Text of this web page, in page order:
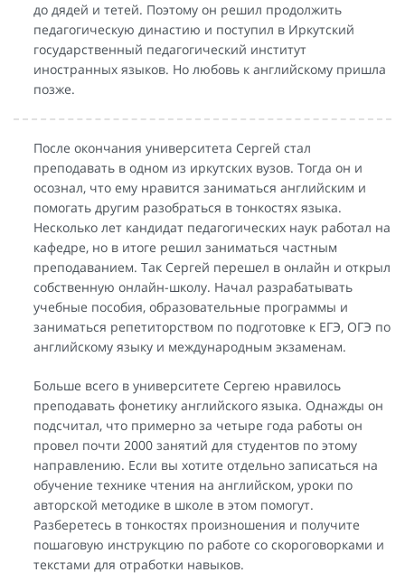
до дядей и тетей. Поэтому он решил продолжить
педагогическую династию и поступил в Иркутский
государственный педагогический институт
иностранных языков. Но любовь к английскому пришла
позже.
После окончания университета Сергей стал
преподавать в одном из иркутских вузов. Тогда он и
осознал, что ему нравится заниматься английским и
помогать другим разобраться в тонкостях языка.
Несколько лет кандидат педагогических наук работал на
кафедре, но в итоге решил заниматься частным
преподаванием. Так Сергей перешел в онлайн и открыл
собственную онлайн-школу. Начал разрабатывать
учебные пособия, образовательные программы и
заниматься репетиторством по подготовке к ЕГЭ, ОГЭ по
английскому языку и международным экзаменам.
Больше всего в университете Сергею нравилось
преподавать фонетику английского языка. Однажды он
подсчитал, что примерно за четыре года работы он
провел почти 2000 занятий для студентов по этому
направлению. Если вы хотите отдельно записаться на
обучение технике чтения на английском, уроки по
авторской методике в школе в этом помогут.
Разберетесь в тонкостях произношения и получите
пошаговую инструкцию по работе со скороговорками и
текстами для отработки навыков.